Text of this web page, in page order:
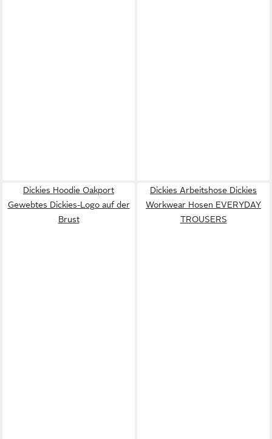
Dickies Hoodie Oakport
Gewebtes Dickies-Logo auf der
Brust
Dickies Arbeitshose Dickies
Workwear Hosen EVERYDAY
TROUSERS